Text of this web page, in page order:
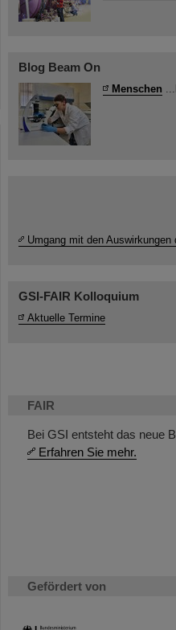
FAIR
Bei GSI entsteht das neue
Erfahren Sie mehr.
Gefördert von
HMWK
Blog Beam On
Menschen
Umgang mit den
GSI-FAIR Kolloquium
Aktuelle Termine